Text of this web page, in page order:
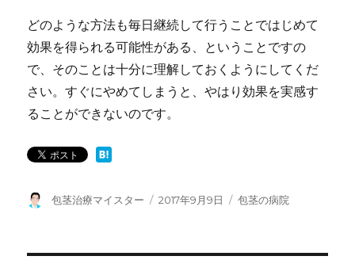
どのような方法も毎日継続して行うことではじめて
効果を得られる可能性がある、ということですの
で、そのことは十分に理解しておくようにしてくだ
さい。すぐにやめてしまうと、やはり効果を実感す
ることができないのです。
投
包茎治療マイスター
投
2017年9月9日
カ
包茎の病院